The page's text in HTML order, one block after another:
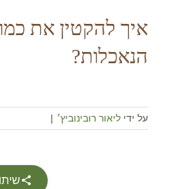
איך להקטין את
הנאכלות?
על ידי ליאור רובינוביץ׳ |